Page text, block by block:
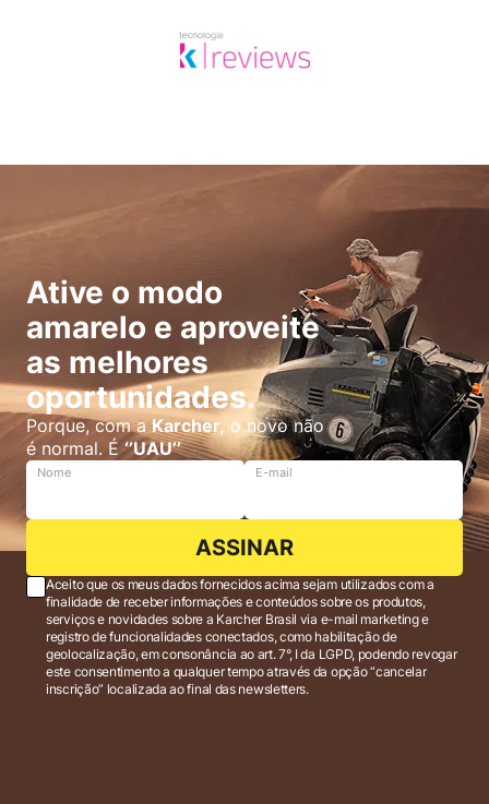
Ative o modo
amarelo e aproveite
as melhores
oportunidades.
Porque, com aKarcher, o novo não
é normal. É‘’UAU’’
Nome E-mail
ASSINAR
Aceito que os meus dados fornecidos acima sejam utilizados com a
finalidade de receber informações e conteúdos sobre os produtos,
serviços e novidades sobre a Karcher Brasil via e-mail marketing e
registro de funcionalidades conectados, como habilitação de
geolocalização, em consonância ao art. 7°, I da LGPD, podendo revogar
este consentimento a qualquer tempo através da opção “cancelar
inscrição” localizada ao final das newsletters.